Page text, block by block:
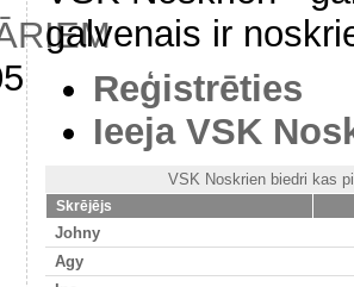
galvenais ir
Reģistrēties
Ieeja VSK
VSK Noskrien biedri kas
Skrējējs
Johny
Agy